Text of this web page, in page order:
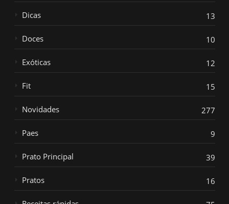
Dicas 13
Doces 10
Exóticas 12
Fit 15
Novidades 277
Paes 9
Prato Principal 39
Pratos 16